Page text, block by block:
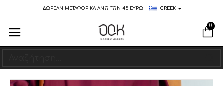
ΔΩΡΕΑΝ ΜΕΤΑΦΟΡΙΚΑ ΑΝΩ ΤΩΝ 45 ΕΥΡΩ GREEK
0